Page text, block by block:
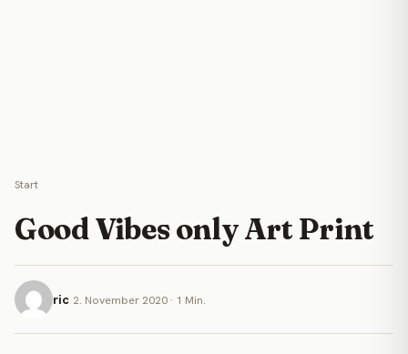
Start
Good Vibes only Art Print
ric 2. November 2020 · 1 Min.